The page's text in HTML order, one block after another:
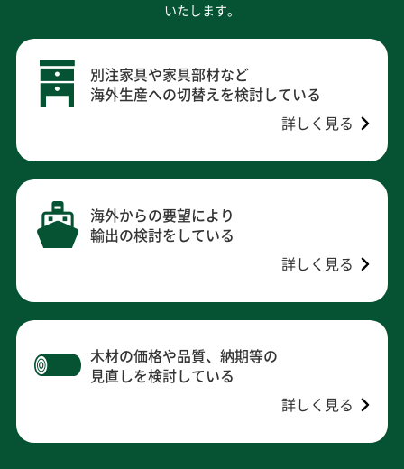
いたします。
別注家具や家具部材など
海外生産への切替えを検討している
詳しく見る
海外からの要望により
輸出の検討をしている
詳しく見る
木材の価格や品質、納期等の
見直しを検討している
詳しく見る